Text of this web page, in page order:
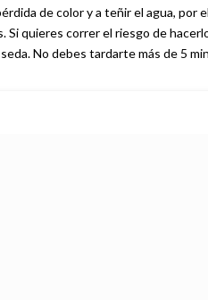
de color y a teñir el agua,
Si quieres correr el riesgo de
No debes tardarte más de 5